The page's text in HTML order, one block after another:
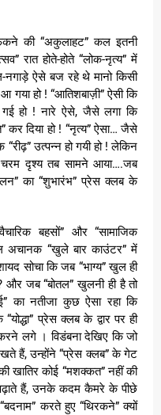
की “अकुलाहट” कल इतनी
रात होते-होते “लोक-नृत्य” में
ऐसे बज रहे थे मानो किसी
गया हो ! “आतिशबाज़ी” ऐसी कि
गई हो ! नारे ऐसे, जैसे लगा कि
कर दिया हो ! “नृत्य” ऐसा… जैसे
“रीढ़” उत्पन्न हो गयी हो ! लेकिन
दृश्य तब सामने आया….जब
का “शुभारंभ” प्रेस क्लब के
बहसों” और “सामाजिक
अचानक “खुले बार काउंटर” में
सोचा कि जब “भाग्य” खुल ही
और जब “बोतल” खुलनी ही है तो
का नतीजा कुछ ऐसा रहा कि
प्रेस क्लब के द्वार पर ही
करने लगे । विडंबना देखिए कि जो
हैं, उन्होंने “प्रेस क्लब” के गेट
खातिर कोई “मशक्कत” नहीं की
हैं, उनके कदम कैमरे के पीछे
करते हुए “थिरकने” क्यों